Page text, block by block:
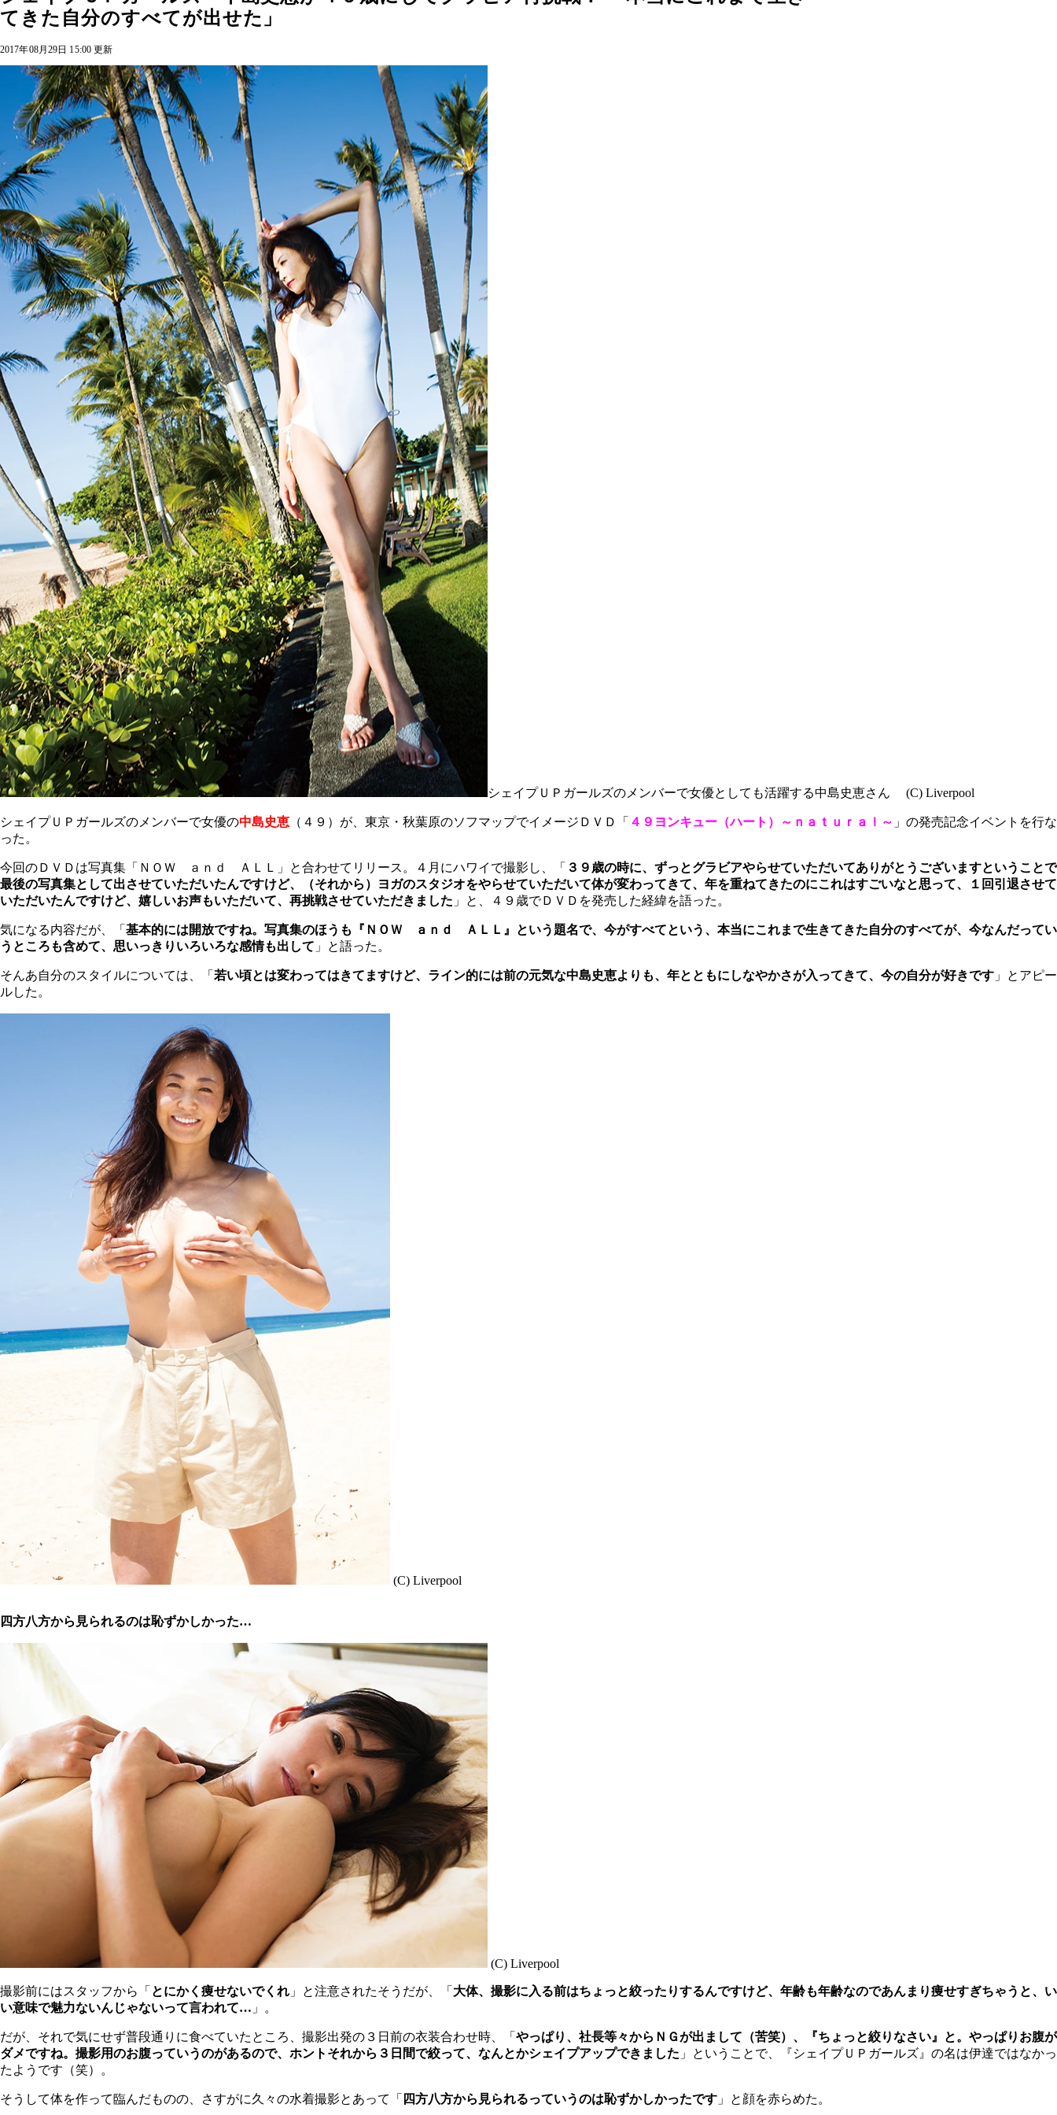
てきた自分のすべてが出せた」
2017年08月29日 15:00 更新
シェイプＵＰガールズのメンバーで女優としても活躍する中島史恵さん (C) Liverpool
シェイプＵＰガールズのメンバーで女優の中島史恵 （４９）が、東京・秋葉原のソフマップでイメージＤＶＤ「 ４９ヨンキュー（ハート）～ｎａｔｕｒａｌ～ 」の発売記念イベントを行な
った。
今回のＤＶＤは写真集「ＮＯＷ ａｎｄ ＡＬＬ」と合わせてリリース。４月にハワイで撮影し、「 ３９歳の時に、ずっとグラビアやらせていただいてありがとうございますということで
最後の写真集として出させていただいたんですけど、（それから）ヨガのスタジオをやらせていただいて体が変わってきて、年を重ねてきたのにこれはすごいなと思って、１回引退させて
いただいたんですけど、嬉しいお声もいただいて、再挑戦させていただきました 」と、４９歳でＤＶＤを発売した経緯を語った。
気になる内容だが、「 基本的には開放ですね。写真集のほうも『ＮＯＷ ａｎｄ ＡＬＬ』という題名で、今がすべてという、本当にこれまで生きてきた自分のすべてが、今なんだってい
うところも含めて、思いっきりいろいろな感情も出して 」と語った。
そんあ自分のスタイルについては、「 若い頃とは変わってはきてますけど、ライン的には前の元気な中島史恵よりも、年とともにしなやかさが入ってきて、今の自分が好きです 」とアピー
ルした。
(C) Liverpool
四方八方から見られるのは恥ずかしかった…
(C) Liverpool
撮影前にはスタッフから「 とにかく痩せないでくれ 」と注意されたそうだが、「 大体、撮影に入る前はちょっと絞ったりするんですけど、年齢も年齢なのであんまり痩せすぎちゃうと、い
い意味で魅力ないんじゃないって言われて… 」。
だが、それで気にせず普段通りに食べていたところ、撮影出発の３日前の衣装合わせ時、「 やっぱり、社長等々からＮＧが出まして（苦笑）、『ちょっと絞りなさい』と。やっぱりお腹が
ダメですね。撮影用のお腹っていうのがあるので、ホントそれから３日間で絞って、なんとかシェイプアップできました 」ということで、『シェイプＵＰガールズ』の名は伊達ではなかっ
たようです（笑）。
そうして体を作って臨んだものの、さすがに久々の水着撮影とあって「 四方八方から見られるっていうのは恥ずかしかったです 」と顔を赤らめた。